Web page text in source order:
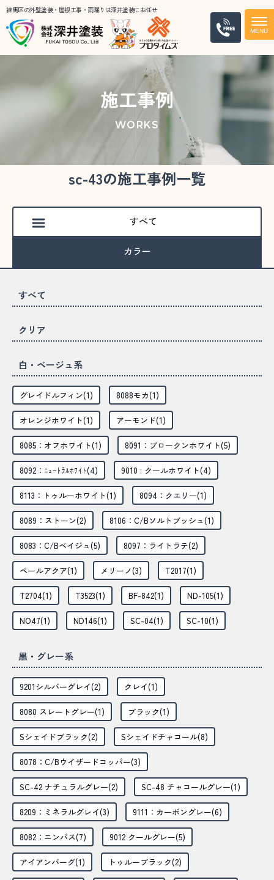
練馬区の外壁塗装・屋根工事・雨漏りは深井塗装にお任せ
電話
施工事例
WORKS
sc-43の施工事例一覧
すべて
カラー
すべて
クリア
白・ベージュ系
グレイドルフィン(1) 8088モカ(1)
オレンジホワイト(1) アーモンド(1)
8085：オフホワイト(1) 8091：ブロークンホワイト(5)
8092：ﾆｭｰﾄﾗﾙﾎﾜｲﾄ(4) 9010 : クールホワイト(4)
8113：トゥルーホワイト(1) 8094：クエリー(1)
8089：ストーン(2) 8106：C/Bソルトブッシュ(1)
8083：C/Bベイジュ(5) 8097：ライトラテ(2)
ペールアクア(1) メリーノ(3) T2017(1)
T2704(1) T3523(1) BF-842(1) ND-105(1)
NO47(1) ND146(1) SC-04(1) SC-10(1)
黒・グレー系
9201シルバーグレイ(2) クレイ(1)
8080 スレートグレー(1) ブラック(1)
Sシェイドブラック(2) Sシェイドチャコール(8)
8078：C/Bウイザードコッパー(3)
SC-42 ナチュラルグレー(2) SC-48 チャコールグレー(1)
8209：ミネラルグレイ(3) 9111：カーボングレー(6)
8082：ニンパス(7) 9012 クールグレー(5)
アイアンバーグ(1) トゥルーブラック(2)